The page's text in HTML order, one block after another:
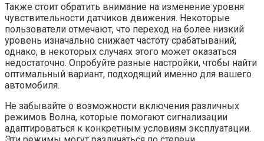
Также стоит обратить внимание на изменение уровня
чувствительности датчиков движения. Некоторые
пользователи отмечают, что переход на более низкий
уровень изначально снижает частоту срабатываний,
однако, в некоторых случаях этого может оказаться
недостаточно. Опробуйте разные настройки, чтобы найти
оптимальный вариант, подходящий именно для вашего
автомобиля.
Не забывайте о возможности включения различных
режимов Волна, которые помогают сигнализации
адаптироваться к конкретным условиям эксплуатации.